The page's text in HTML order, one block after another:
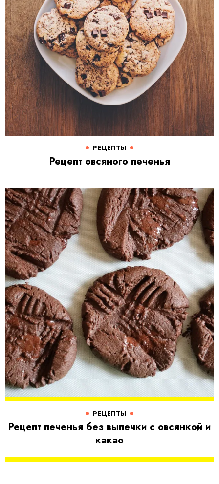
РЕЦЕПТЫ
Рецепт овсяного печенья
РЕЦЕПТЫ
Рецепт печенья без выпечки с овсянкой и
какао